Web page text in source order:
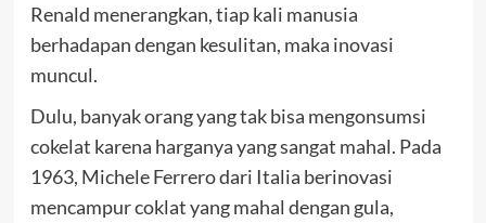
Renald menerangkan, tiap kali manusia
berhadapan dengan kesulitan, maka inovasi
muncul.
Dulu, banyak orang yang tak bisa mengonsumsi
cokelat karena harganya yang sangat mahal. Pada
1963, Michele Ferrero dari Italia berinovasi
mencampur coklat yang mahal dengan gula,